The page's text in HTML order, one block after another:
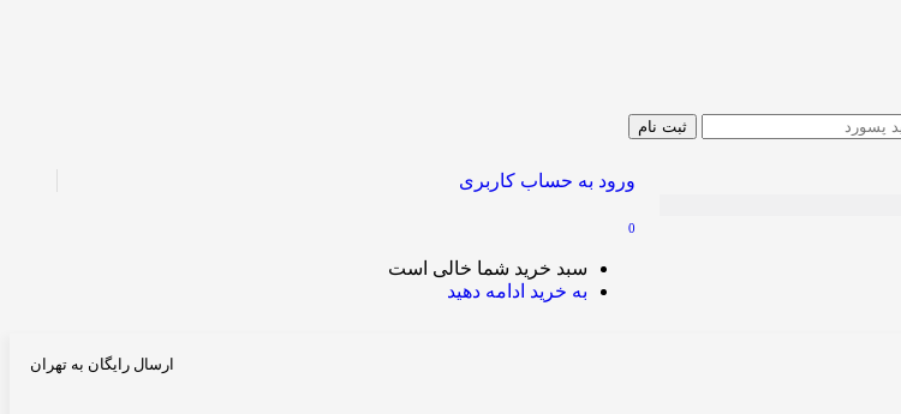
ورود به حساب کاربری
0
سبد خرید شما خالی است
به خرید ادامه دهید
ارسال رایگان به تهران